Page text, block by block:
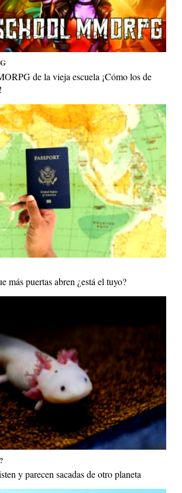
de la vieja escuela ¡Cómo los de
más puertas abren ¿está el tuyo?
y parecen sacadas de otro planeta